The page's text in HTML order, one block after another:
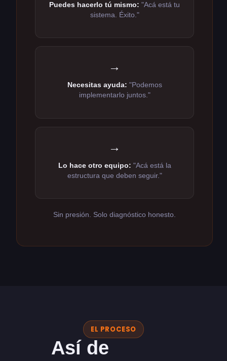
Puedes hacerlo tú mismo: "Acá está tu
sistema. Éxito."
→
Necesitas ayuda: "Podemos
implementarlo juntos."
→
Lo hace otro equipo: "Acá está la
estructura que deben seguir."
Sin presión. Solo diagnóstico honesto.
EL PROCESO
Así de